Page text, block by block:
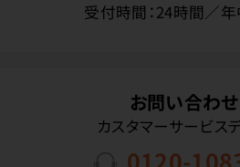
受付時間：24時間／
お問い合わせ
カスタマーサービス